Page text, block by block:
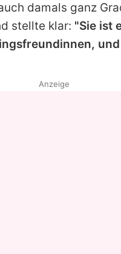
damals ganz
stellte klar: "Sie ist
Anzeige